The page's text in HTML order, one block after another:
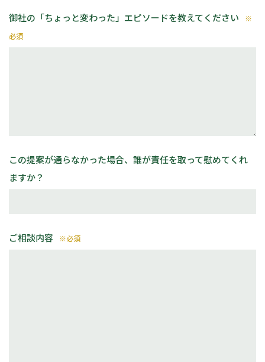
御社の「ちょっと変わった」エピソードを教えてください
※
必須
この提案が通らなかった場合、誰が責任を取って慰めてくれ
ますか？
ご相談内容 ※必須